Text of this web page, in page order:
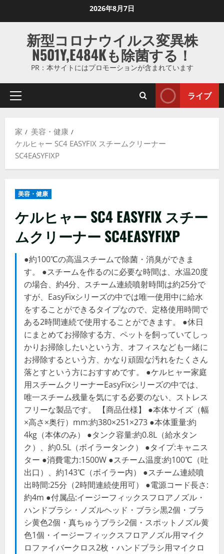
ス
ッ
2026年8月7日
新型コロナウイルス変異株
N501Y,E484Kも除菌する！
PR：本サイトにはプロモーションが含まれています
プ
マ
リ
メ
ー
ライブ
家
美容・健康
ケルヒャー SC4 EASYFIX スチームクリーナー
SC4EASYFIXP
美容・健康
ケルヒャー SC4 EASYFIX スチー
ムクリーナー SC4EASYFIXP
●約100℃の高温スチームで除菌・消臭ができま
す。 ●スチームを作るのに必要な時間は、水温20度
の場合、約4分、スチーム連続噴射時間は約25分で
すが、EasyFixシリーズの中では唯一使用中に給水
をすることができるタイプなので、定格使用時間で
ある2時間連続で使用することができます。 ●休日
にまとめてお掃除する方、ペットを飼っていてしっ
かりお掃除したいという方、オフィスなども一緒に
お掃除するという方、かなり頑固な汚れをたくさん
落とすという方におすすめです。 ●ケルヒャー家庭
用スチームクリーナーEasyFixシリーズの中では、
唯一スチーム残量を気にする必要のない、ストレス
フリーな製品です。 【商品仕様】 ●本体サイズ（幅
×高さ×奥行）mm:約380×251×273 ●本体重量:約
4kg（本体のみ） ●タンク容量:約0.8L（給水タン
ク）、約0.5L（ボイラータンク） ●タイプ:キャニス
ター ●消費電力:1500W ●スチーム温度:約100℃（吐
出口）、約143℃（ボイラー内） ●スチーム連続噴
出時間:25分（2時間連続使用可） ●電源コード長さ:
約4m ●付属品:イージーフィックスフロアノズル・
ハンドブラシ・ノズルヘッド・ブラシ黒2個・ブラ
シ黄色2個・真ちゅうブラシ2個・スポットノズル黄
色1個・イージーフィックスフロアノズル用マイク
ロファイバークロス2枚・ハンドブラシ用マイクロ